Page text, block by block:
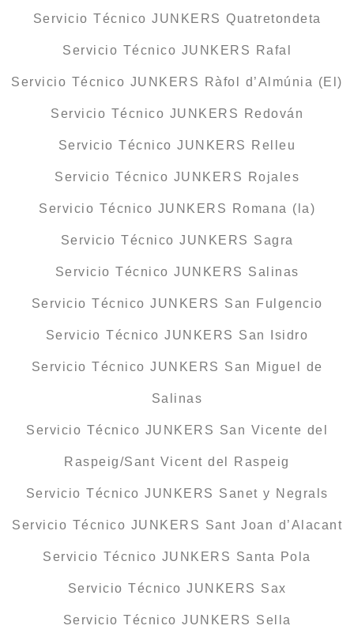
Servicio Técnico JUNKERS Quatretondeta
Servicio Técnico JUNKERS Rafal
Servicio Técnico JUNKERS Ràfol d’Almúnia (El)
Servicio Técnico JUNKERS Redován
Servicio Técnico JUNKERS Relleu
Servicio Técnico JUNKERS Rojales
Servicio Técnico JUNKERS Romana (la)
Servicio Técnico JUNKERS Sagra
Servicio Técnico JUNKERS Salinas
Servicio Técnico JUNKERS San Fulgencio
Servicio Técnico JUNKERS San Isidro
Servicio Técnico JUNKERS San Miguel de
Salinas
Servicio Técnico JUNKERS San Vicente del
Raspeig/Sant Vicent del Raspeig
Servicio Técnico JUNKERS Sanet y Negrals
Servicio Técnico JUNKERS Sant Joan d’Alacant
Servicio Técnico JUNKERS Santa Pola
Servicio Técnico JUNKERS Sax
Servicio Técnico JUNKERS Sella